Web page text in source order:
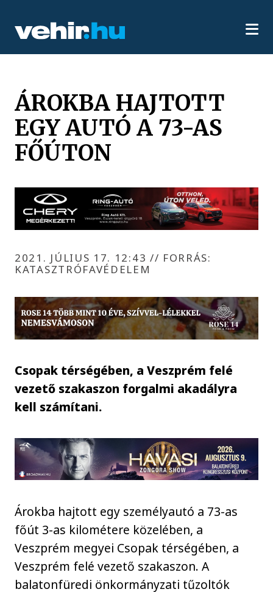
ÁROKBA HAJTOTT
EGY AUTÓ A 73-AS
FŐÚTON
2021. JÚLIUS 17. 12:43 // FORRÁS:
KATASZTRÓFAVÉDELEM
Csopak térségében, a Veszprém felé
vezető szakaszon forgalmi akadályra
kell számítani.
Árokba hajtott egy személyautó a 73-as
főút 3-as kilométere közelében, a
Veszprém megyei Csopak térségében, a
Veszprém felé vezető szakaszon. A
balatonfüredi önkormányzati tűzoltók